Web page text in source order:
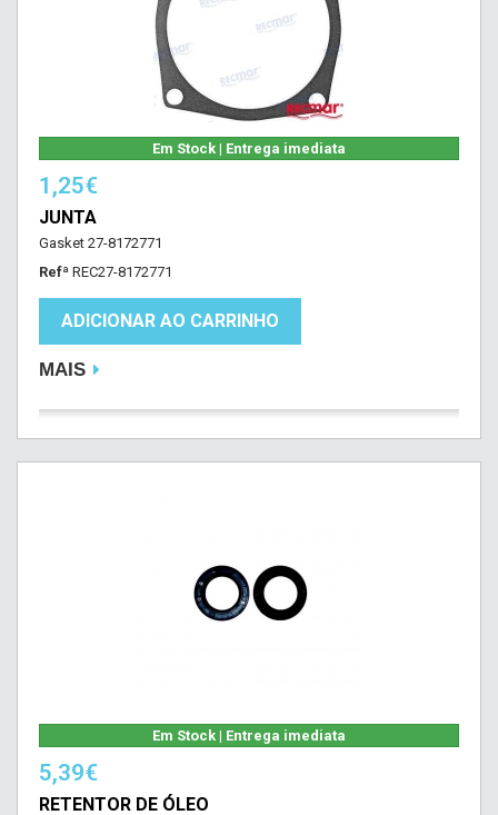
Em Stock | Entrega imediata
1,25€
JUNTA
Gasket 27-8172771
Refª REC27-8172771
ADICIONAR AO CARRINHO
MAIS
Em Stock | Entrega imediata
5,39€
RETENTOR DE ÓLEO